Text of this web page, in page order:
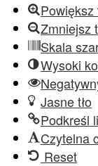
Powiększ
Zmniejsz
Skala
Wysoki
Jasne tło
Podkreśl
Czytelna
Reset